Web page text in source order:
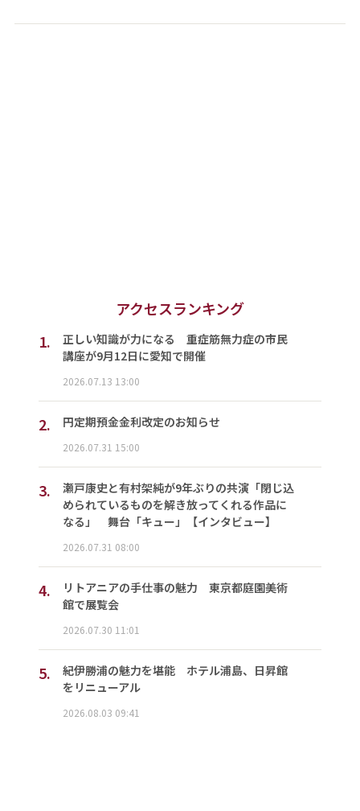
アクセスランキング
1.
正しい知識が力になる 重症筋無力症の市民
講座が9月12日に愛知で開催
2026.07.13 13:00
2. 円定期預金金利改定のお知らせ
2026.07.31 15:00
3.
瀬戸康史と有村架純が9年ぶりの共演「閉じ込
められているものを解き放ってくれる作品に
なる」 舞台「キュー」【インタビュー】
2026.07.31 08:00
4.
リトアニアの手仕事の魅力 東京都庭園美術
館で展覧会
2026.07.30 11:01
5.
紀伊勝浦の魅力を堪能 ホテル浦島、日昇館
をリニューアル
2026.08.03 09:41